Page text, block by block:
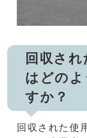
回収さ
はどの
すか？
回収された使